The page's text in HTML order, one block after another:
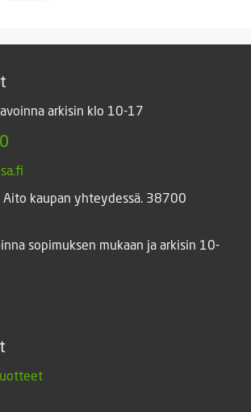
arkisin klo 10-17
Aito kaupan yhteydessä. 38700
sopimuksen mukaan ja arkisin 10-